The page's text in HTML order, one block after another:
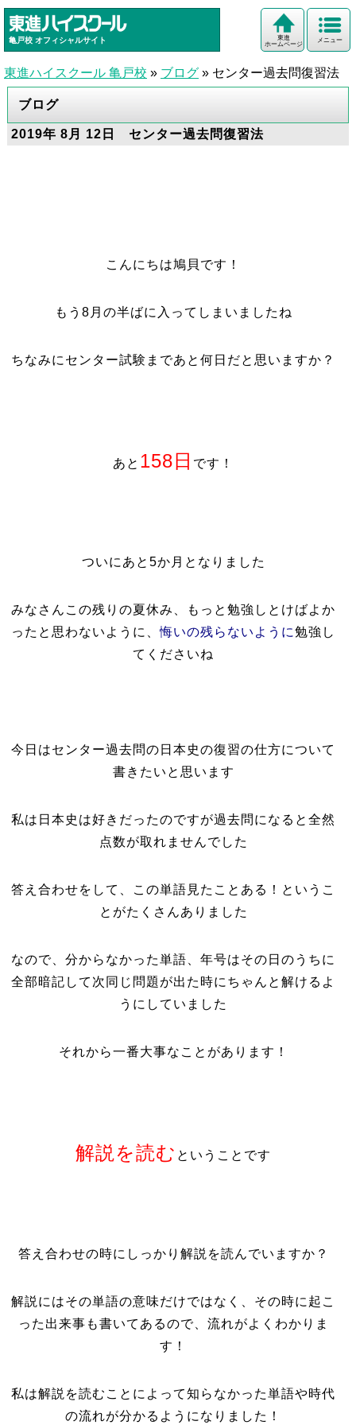
亀戸校 オフィシャルサイト メニュー
東進
ホームページ
東進ハイスクール 亀戸校 » ブログ » センター過去問復習法
ブログ
2019年 8月 12日 センター過去問復習法
こんにちは鳩貝です！
もう8月の半ばに入ってしまいましたね
ちなみにセンター試験まであと何日だと思いますか？
あと 158日 です！
ついにあと5か月となりました
みなさんこの残りの夏休み、もっと勉強しとけばよか
ったと思わないように、悔いの残らないように勉強し
てくださいね
今日はセンター過去問の日本史の復習の仕方について
書きたいと思います
私は日本史は好きだったのですが過去問になると全然
点数が取れませんでした
答え合わせをして、この単語見たことある！というこ
とがたくさんありました
なので、分からなかった単語、年号はその日のうちに
全部暗記して次同じ問題が出た時にちゃんと解けるよ
うにしていました
それから一番大事なことがあります！
解説を読む ということです
答え合わせの時にしっかり解説を読んでいますか？
解説にはその単語の意味だけではなく、その時に起こ
った出来事も書いてあるので、流れがよくわかりま
す！
私は解説を読むことによって知らなかった単語や時代
の流れが分かるようになりました！